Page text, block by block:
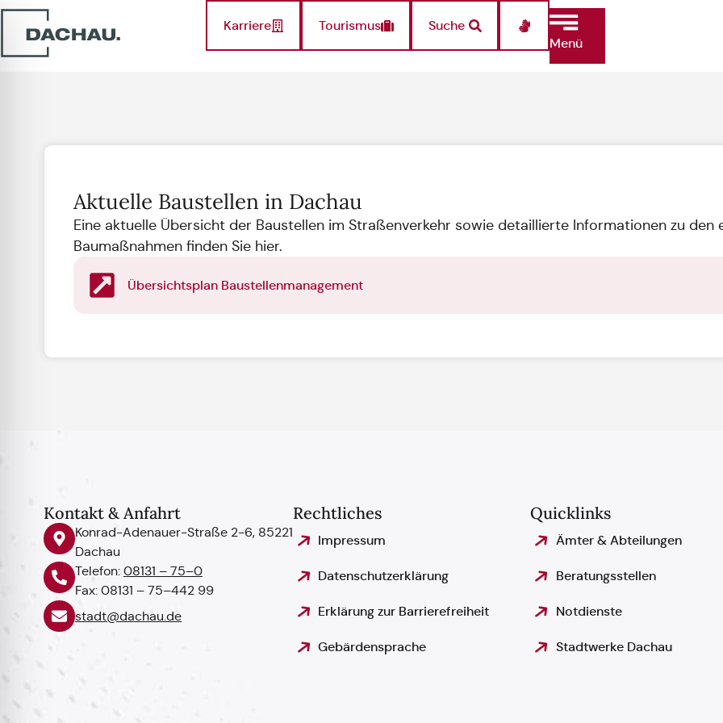
Karriere Tourismus
Suche
Menü
Aktuelle Baustellen in Dachau
Eine aktuelle Übersicht der Baustellen im Straßenverkehr sowie detaillierte Informationen zu den
Baumaßnahmen finden Sie hier.
Übersichtsplan Baustellenmanagement
Kontakt & Anfahrt
Konrad-Adenauer-Straße 2-6, 85221
Dachau
Telefon: 08131 – 75–0
Fax: 08131 – 75–442 99
stadt@dachau.de
Rechtliches
Impressum
Datenschutzerklärung
Erklärung zur Barrierefreiheit
Gebärdensprache
Quicklinks
Ämter & Abteilungen
Beratungsstellen
Notdienste
Stadtwerke Dachau